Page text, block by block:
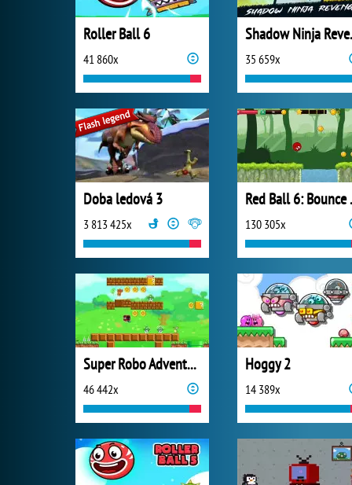
Roller Ball 6
41 860x 35 659x
Doba ledová 3
3 813 425x 130 305x
Super Robo Adventure
46 442x
Hoggy 2
14 389x